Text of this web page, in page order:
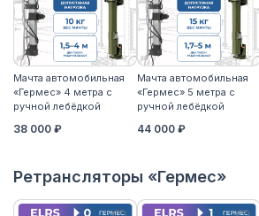
Мачта автомобильная
«Гермес» 4 метра с
ручной лебёдкой
38 000 ₽
Мачта автомобильная
«Гермес» 5 метра с
ручной лебёдкой
44 000 ₽
Ретрансляторы «Гермес»